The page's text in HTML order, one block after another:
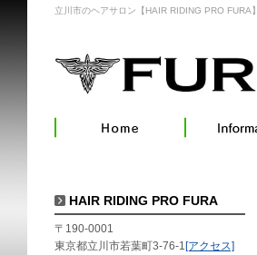
立川市のヘアサロン【HAIR RIDING PRO FURA】
HAIR RIDING PRO FURA
〒190-0001
東京都立川市若葉町3-76-1 [アクセス]